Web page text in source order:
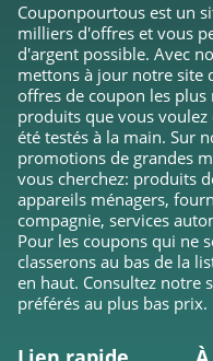
Couponpourtous est un
milliers d'offres et vous
d'argent possible. Avec
mettons à jour notre site
offres de coupon les
produits que vous
été testés à la main. Sur
promotions de grandes
vous cherchez: produits
appareils ménagers,
compagnie, services
Pour les coupons qui ne
classerons au bas de la
en haut. Consultez notre
préférés au plus bas prix.